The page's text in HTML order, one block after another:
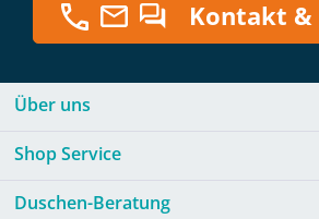
Kontakt &
Über uns
Shop Service
Duschen-Beratung